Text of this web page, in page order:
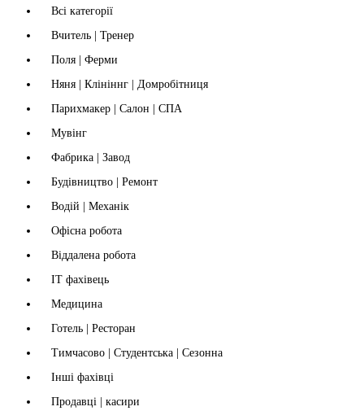
Всі категорії
Вчитель | Тренер
Поля | Ферми
Няня | Клініннг | Домробітниця
Парихмакер | Салон | СПА
Мувінг
Фабрика | Завод
Будівництво | Ремонт
Водій | Механік
Офісна робота
Віддалена робота
IT фахівець
Медицина
Готель | Ресторан
Тимчасово | Студентська | Сезонна
Інші фахівці
Продавці | касири